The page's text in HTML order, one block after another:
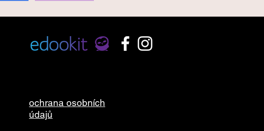
ochrana osobních
údajů